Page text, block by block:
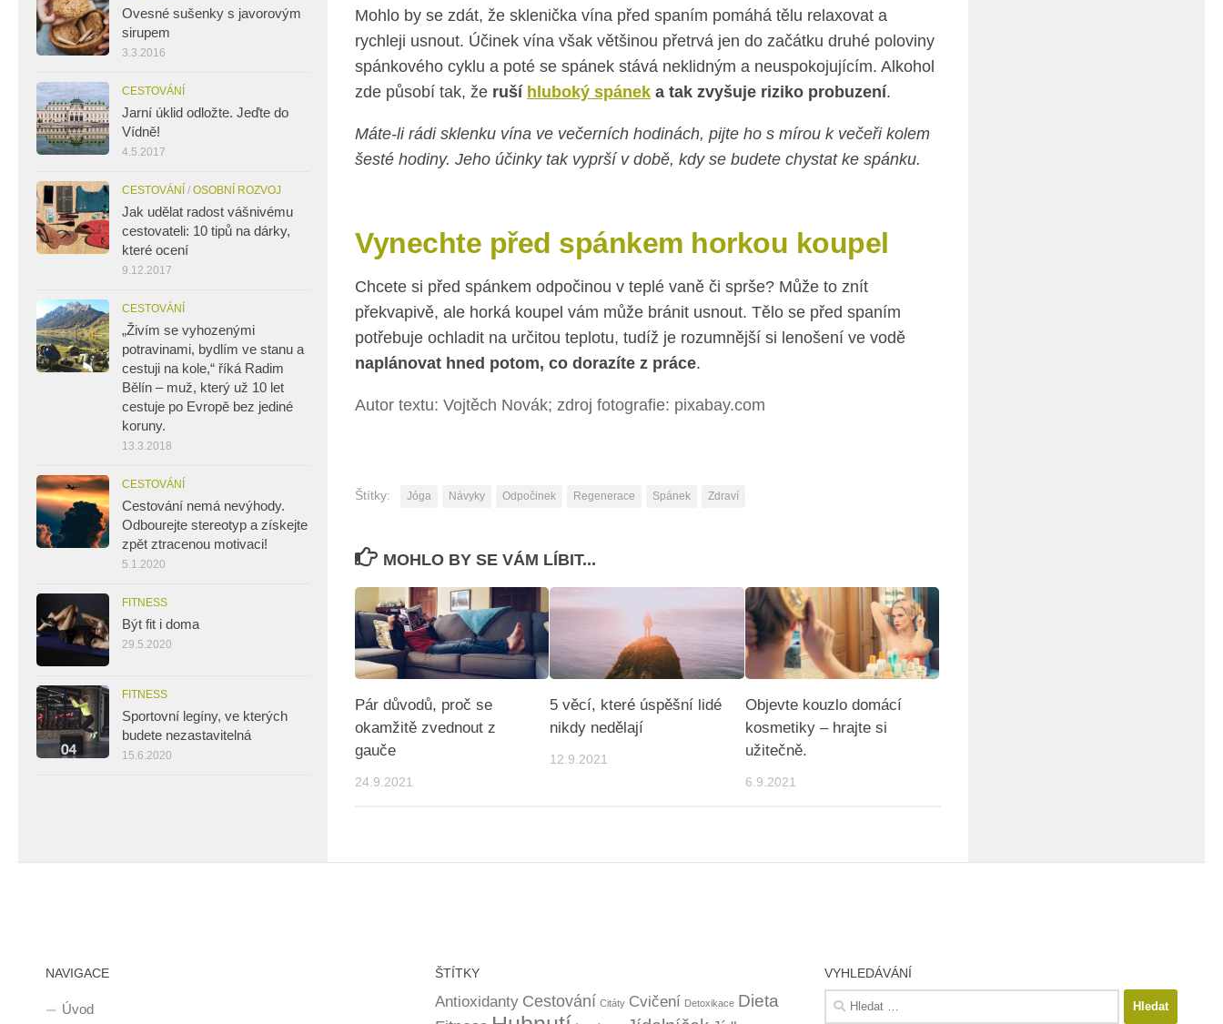
Mohlo by se zdát, že sklenička vína před spaním pomáhá tělu relaxovat a
rychleji usnout. Účinek vína však většinou přetrvá jen do začátku druhé poloviny
spánkového cyklu a poté se spánek stává neklidným a neuspokojujícím. Alkohol
zde působí tak, že ruší hluboký spánek a tak zvyšuje riziko probuzení.
Máte-li rádi sklenku vína ve večerních hodinách, pijte ho s mírou k večeři kolem
šesté hodiny. Jeho účinky tak vyprší v době, kdy se budete chystat ke spánku.
Vynechte před spánkem horkou koupel
Chcete si před spánkem odpočinou v teplé vaně či sprše? Může to znít
překvapivě, ale horká koupel vám může bránit usnout. Tělo se před spaním
potřebuje ochladit na určitou teplotu, tudíž je rozumnější si lenošení ve vodě
naplánovat hned potom, co dorazíte z práce.
Autor textu: Vojtěch Novák; zdroj fotografie: pixabay.com
Štítky: Jóga Návyky Odpočinek Regenerace Spánek Zdraví
MOHLO BY SE VÁM LÍBIT...
Pár důvodů, proč se
okamžitě zvednout z
gauče
24.9.2021
5 věcí, které úspěšní lidé
nikdy nedělají
12.9.2021
Objevte kouzlo domácí
kosmetiky – hrajte si
užitečně.
6.9.2021
Ovesné sušenky s javorovým
sirupem
3.3.2016
CESTOVÁNÍ
Jarní úklid odložte. Jeďte do
Vídně!
4.5.2017
CESTOVÁNÍ / OSOBNÍ ROZVOJ
Jak udělat radost vášnivému
cestovateli: 10 tipů na dárky,
které ocení
9.12.2017
CESTOVÁNÍ
„Živím se vyhozenými
potravinami, bydlím ve stanu a
cestuji na kole,“ říká Radim
Bělín – muž, který už 10 let
cestuje po Evropě bez jediné
koruny.
13.3.2018
CESTOVÁNÍ
Cestování nemá nevýhody.
Odbourejte stereotyp a získejte
zpět ztracenou motivaci!
5.1.2020
FITNESS
Být fit i doma
29.5.2020
FITNESS
Sportovní legíny, ve kterých
budete nezastavitelná
15.6.2020
NAVIGACE
Úvod
ŠTÍTKY
Antioxidanty Cestování Citáty Cvičení Detoxikace Dieta
VYHLEDÁVÁNÍ
Vyhledávání